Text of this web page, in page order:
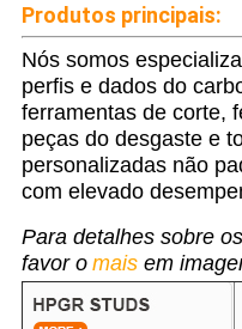
Produtos principais:
Nós somos
perfis e dados do
ferramentas de corte,
peças do desgaste e
personalizadas não
com elevado
Para detalhes sobre
favor o maisem